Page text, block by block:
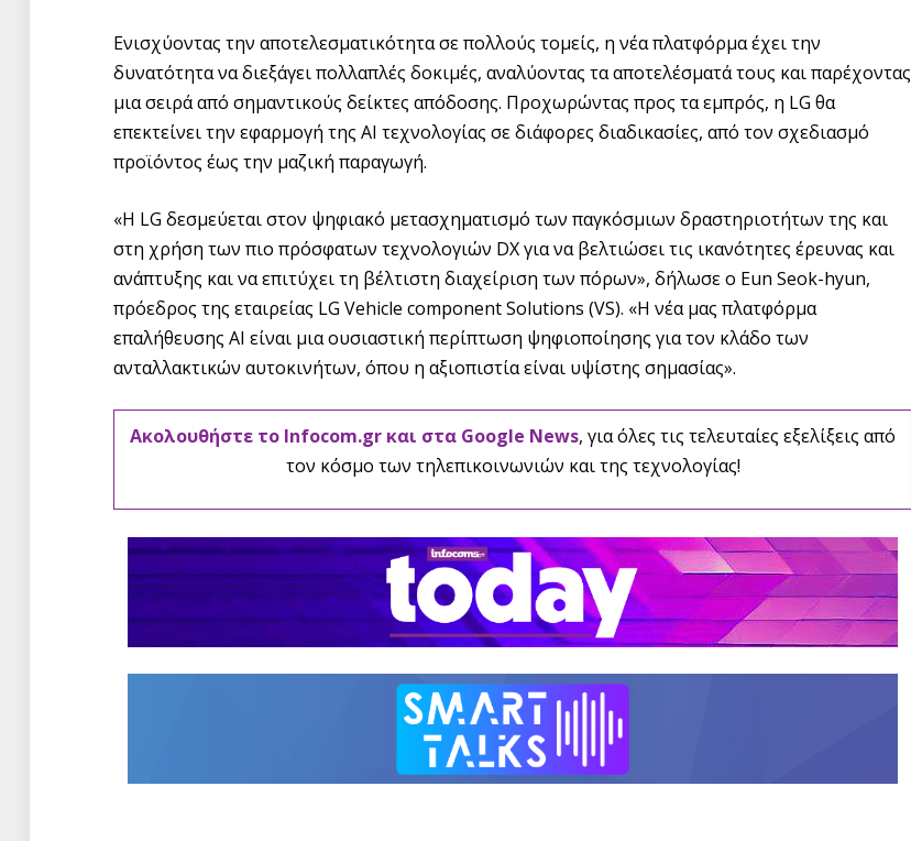
Ενισχύοντας την αποτελεσματικότητα σε πολλούς τομείς, η νέα πλατφόρμα έχει την
δυνατότητα να διεξάγει πολλαπλές δοκιμές, αναλύοντας τα αποτελέσματά τους και παρέχοντας
μια σειρά από σημαντικούς δείκτες απόδοσης. Προχωρώντας προς τα εμπρός, η LG θα
επεκτείνει την εφαρμογή της AI τεχνολογίας σε διάφορες διαδικασίες, από τον σχεδιασμό
προϊόντος έως την μαζική παραγωγή.
«Η LG δεσμεύεται στον ψηφιακό μετασχηματισμό των παγκόσμιων δραστηριοτήτων της και
στη χρήση των πιο πρόσφατων τεχνολογιών DX για να βελτιώσει τις ικανότητες έρευνας και
ανάπτυξης και να επιτύχει τη βέλτιστη διαχείριση των πόρων», δήλωσε ο Eun Seok-hyun,
πρόεδρος της εταιρείας LG Vehicle component Solutions (VS). «Η νέα μας πλατφόρμα
επαλήθευσης AI είναι μια ουσιαστική περίπτωση ψηφιοποίησης για τον κλάδο των
ανταλλακτικών αυτοκινήτων, όπου η αξιοπιστία είναι υψίστης σημασίας».
Ακολουθήστε το Infocom.gr και στα Google News, για όλες τις τελευταίες εξελίξεις από
τον κόσμο των τηλεπικοινωνιών και της τεχνολογίας!